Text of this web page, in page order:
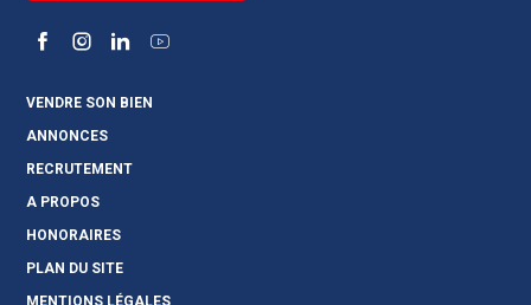
FacebookInstagramLinkedInYouTube
VENDRE SON BIEN
ANNONCES
RECRUTEMENT
A PROPOS
HONORAIRES
PLAN DU SITE